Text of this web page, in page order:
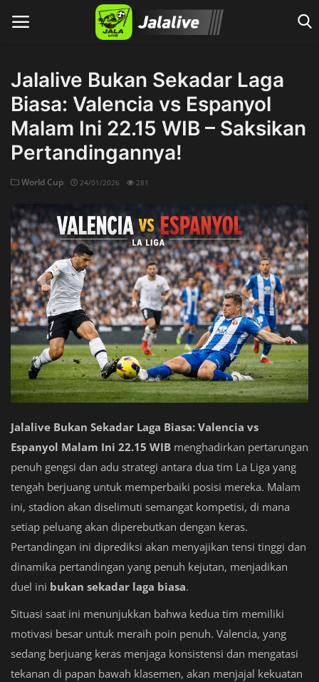
Home
Jalalive Bukan Sekadar Laga
Biasa: Valencia vs Espanyol
Malam Ini 22.15 WIB – Saksikan
Pertandingannya!
World Cup 24/01/2026 281
Jalalive Bukan Sekadar Laga Biasa: Valencia vs
Espanyol Malam Ini 22.15 WIB menghadirkan pertarungan
penuh gengsi dan adu strategi antara dua tim La Liga yang
tengah berjuang untuk memperbaiki posisi mereka. Malam
ini, stadion akan diselimuti semangat kompetisi, di mana
setiap peluang akan diperebutkan dengan keras.
Pertandingan ini diprediksi akan menyajikan tensi tinggi dan
dinamika pertandingan yang penuh kejutan, menjadikan
duel ini bukan sekadar laga biasa.
Situasi saat ini menunjukkan bahwa kedua tim memiliki
motivasi besar untuk meraih poin penuh. Valencia, yang
sedang berjuang keras menjaga konsistensi dan mengatasi
tekanan di papan bawah klasemen, akan menjajal kekuatan